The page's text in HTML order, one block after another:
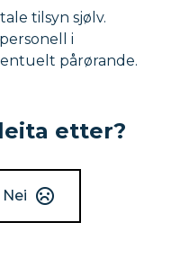
tilsyn sjølv.
i
pårørande.
etter?
Nei